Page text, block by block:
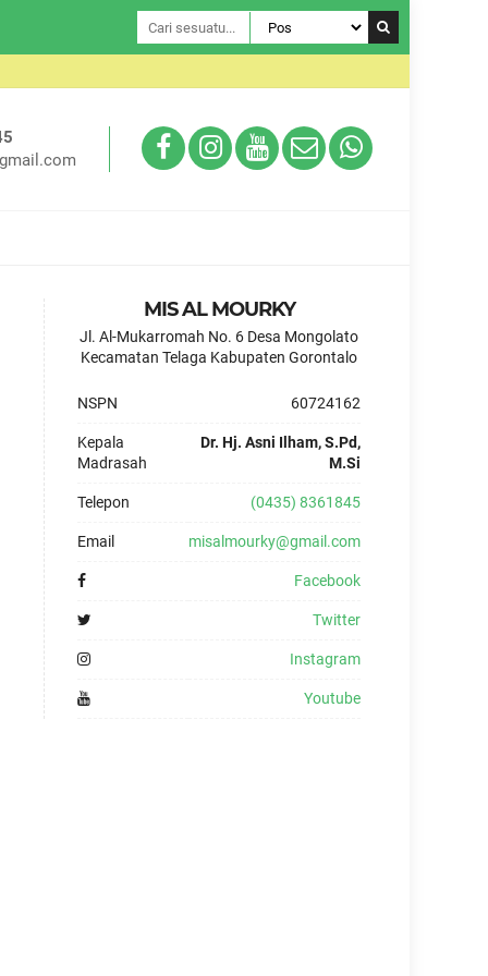
MIS AL MOURKY
Jl. Al-Mukarromah No. 6 Desa Mongolato
Kecamatan Telaga Kabupaten Gorontalo
NSPN 60724162
Kepala
Madrasah
Dr. Hj. Asni Ilham, S.Pd,
M.Si
Telepon (0435) 8361845
Email misalmourky@gmail.com
Facebook
Twitter
Instagram
Youtube